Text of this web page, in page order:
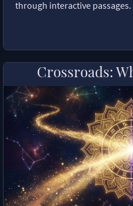
through interactive passages.
Crossroads: